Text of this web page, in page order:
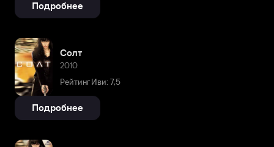
Подробнее
Солт
2010
Рейтинг Иви: 7,5
Подробнее